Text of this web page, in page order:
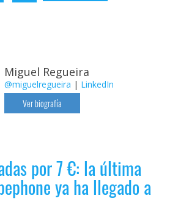
Miguel Regueira
@miguelregueira | LinkedIn
Ver biografía
por 7 €: la última
ya ha llegado a